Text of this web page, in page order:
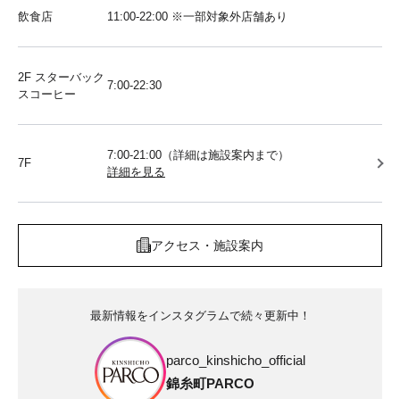
飲食店 11:00-22:00 ※一部対象外店舗あり
2F スターバック
スコーヒー
7:00-22:30
7F
7:00-21:00（詳細は施設案内まで）
詳細を見る
アクセス・施設案内
最新情報をインスタグラムで続々更新中！
parco_kinshicho_official
錦糸町PARCO